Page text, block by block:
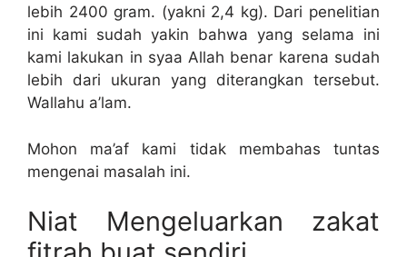
lebih 2400 gram. (yakni 2,4 kg). Dari penelitian
ini kami sudah yakin bahwa yang selama ini
kami lakukan in syaa Allah benar karena sudah
lebih dari ukuran yang diterangkan tersebut.
Wallahu a’lam.
Mohon ma’af kami tidak membahas tuntas
mengenai masalah ini.
Niat Mengeluarkan zakat